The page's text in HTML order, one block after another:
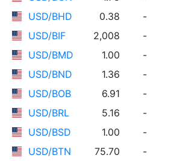
USD/BHD
0.38 -
USD/BIF
2,008 -
USD/BMD
1.00 -
USD/BND
1.36 -
USD/BOB
6.91 -
USD/BRL
5.16 -
USD/BSD
1.00 -
USD/BTN
75.70 -